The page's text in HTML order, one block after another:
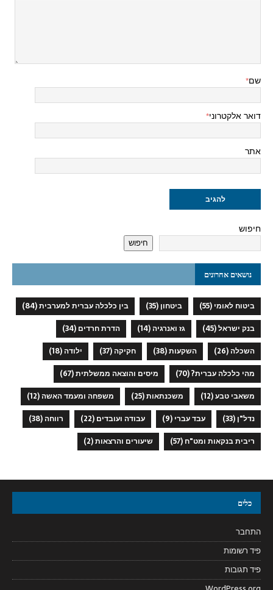
שם*
דואר אלקטרוני*
אתר
חיפוש
חיפוש
נושאים אחרונים
ביטוח לאומי (55) ביטחון (35) בין כלכלה עברית למערבית(84)
בנק ישראל(45) גז ואנרגיה(14) הדרת חרדים (34)
השכלה(26) השקעות(38) חקיקה(37) ילודה(18)
מהי כלכלה עברית?(70) מיסים והוצאה ממשלתית(67)
משאבי טבע(12) משכנתאות(25) משפחה ומעמד האשה(12)
נדל"ן (33) עבד עברי (9) עבודה ועובדים (22) רווחה(38)
ריבית בנקאות ומט"ח (57) שיעורים והרצאות(2)
כלים
התחבר
פיד רשומות
פיד תגובות